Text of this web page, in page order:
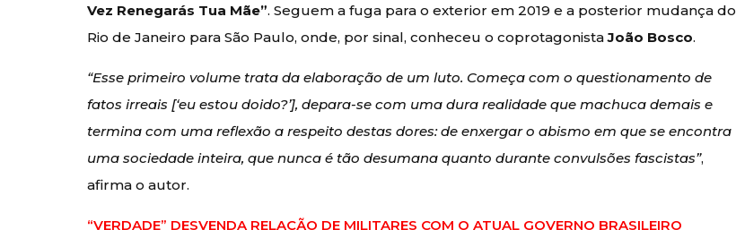
Vez Renegarás Tua Mãe”. Seguem a fuga para o exterior em 2019 e a posterior mudança do
Rio de Janeiro para São Paulo, onde, por sinal, conheceu o coprotagonistaJoão Bosco.
“Esse primeiro volume trata da elaboração de um luto. Começa com o questionamento de
fatos irreais [‘eu estou doido?’], depara-se com uma dura realidade que machuca demais e
termina com uma reflexão a respeito destas dores: de enxergar o abismo em que se encontra
uma sociedade inteira, que nunca é tão desumana quanto durante convulsões fascistas”,
afirma o autor.
“VERDADE” DESVENDA RELAÇÃO DE MILITARES COM O ATUAL GOVERNO BRASILEIRO